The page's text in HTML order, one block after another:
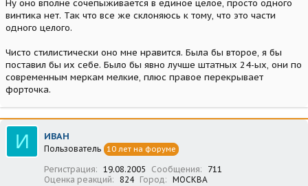
Ну оно вполне сочепыживается в единое целое, просто одного
винтика нет. Так что все же склоняюсь к тому, что это части
одного целого.
Чисто стилистически оно мне нравится. Была бы второе, я бы
поставил бы их себе. Было бы явно лучше штатных 24-ых, они по
современным меркам мелкие, плюс правое перекрывает
форточка.
И ИВАН
Пользователь 10 лет на форуме
Регистрация 19.08.2005 Сообщения
711
Оценка реакций
824 Город МОСКВА